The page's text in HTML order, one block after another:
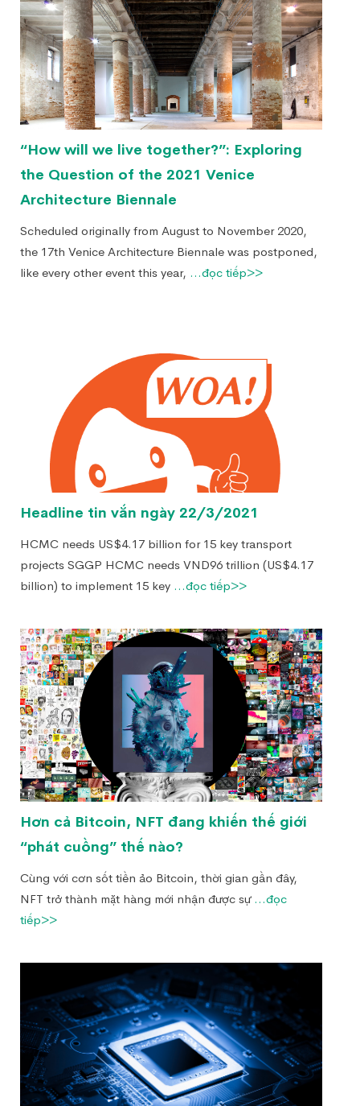
“How will we live together?”: Exploring
the Question of the 2021 Venice
Architecture Biennale
Scheduled originally from August to November 2020,
the 17th Venice Architecture Biennale was postponed,
like every other event this year, ...đọc tiếp>>
Headline tin vắn ngày 22/3/2021
HCMC needs US$4.17 billion for 15 key transport
projects SGGP HCMC needs VND96 trillion (US$4.17
billion) to implement 15 key ...đọc tiếp>>
Hơn cả Bitcoin, NFT đang khiến thế giới
“phát cuồng” thế nào?
Cùng với cơn sốt tiền ảo Bitcoin, thời gian gần đây,
NFT trở thành mặt hàng mới nhận được sự ...đọc
tiếp>>